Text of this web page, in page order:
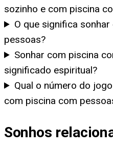
sozinho e com piscina
O que significa
pessoas?
Sonhar com piscina
significado espiritual?
Qual o número do
com piscina com
Sonhos